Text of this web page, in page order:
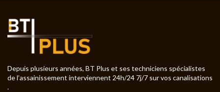
Depuis plusieurs années, BT Plus et ses techniciens spécialistes
de l’assainissement interviennent 24h/24 7j/7 sur vos canalisations
.